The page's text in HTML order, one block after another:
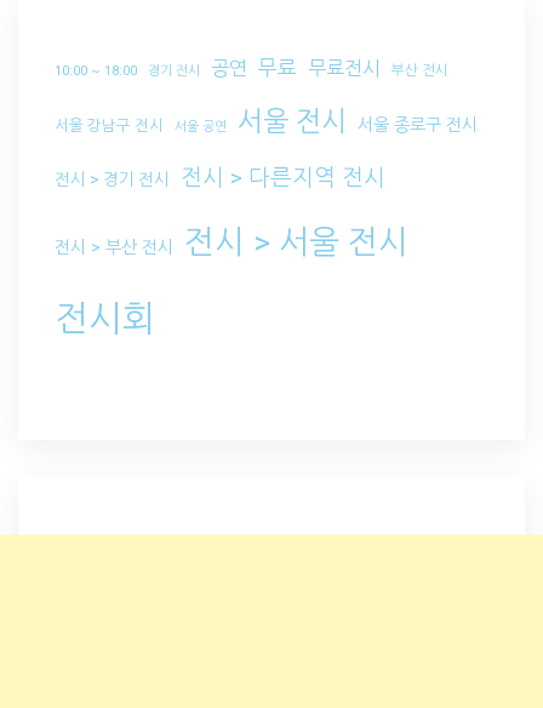
10:00 ~ 18:00 경기 전시 공연 무료 무료전시 부산 전시
서울 강남구 전시 서울 공연 서울 전시 서울 종로구 전시
전시 > 경기 전시 전시 > 다른지역 전시
전시 > 부산 전시 전시 > 서울 전시
전시회